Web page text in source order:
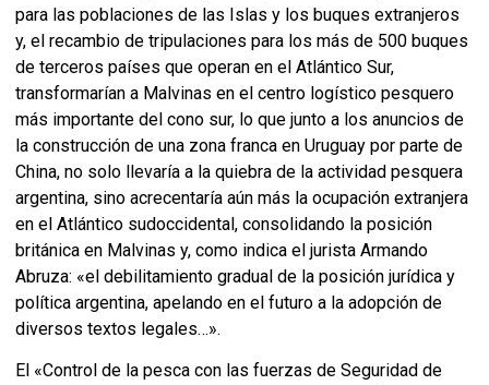
para las poblaciones de las Islas y los buques extranjeros
y, el recambio de tripulaciones para los más de 500 buques
de terceros países que operan en el Atlántico Sur,
transformarían a Malvinas en el centro logístico pesquero
más importante del cono sur, lo que junto a los anuncios de
la construcción de una zona franca en Uruguay por parte de
China, no solo llevaría a la quiebra de la actividad pesquera
argentina, sino acrecentaría aún más la ocupación extranjera
en el Atlántico sudoccidental, consolidando la posición
británica en Malvinas y, como indica el jurista Armando
Abruza: «el debilitamiento gradual de la posición jurídica y
política argentina, apelando en el futuro a la adopción de
diversos textos legales…».
El «Control de la pesca con las fuerzas de Seguridad de